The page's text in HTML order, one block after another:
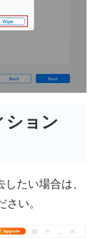
ション
たい場合は、
い。